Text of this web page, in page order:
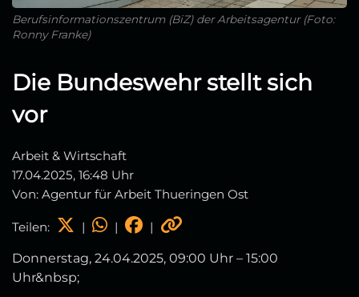
Berufsinformationszentrum (BiZ) der Arbeitsagentur (Foto:
Ronny Franke)
Die Bundeswehr stellt sich
vor
Arbeit & Wirtschaft
17.04.2025, 16:48 Uhr
Von: Agentur für Arbeit Thueringen Ost
Teilen: | | |
Donnerstag, 24.04.2025, 09:00 Uhr – 15:00
Uhr&nbsp;